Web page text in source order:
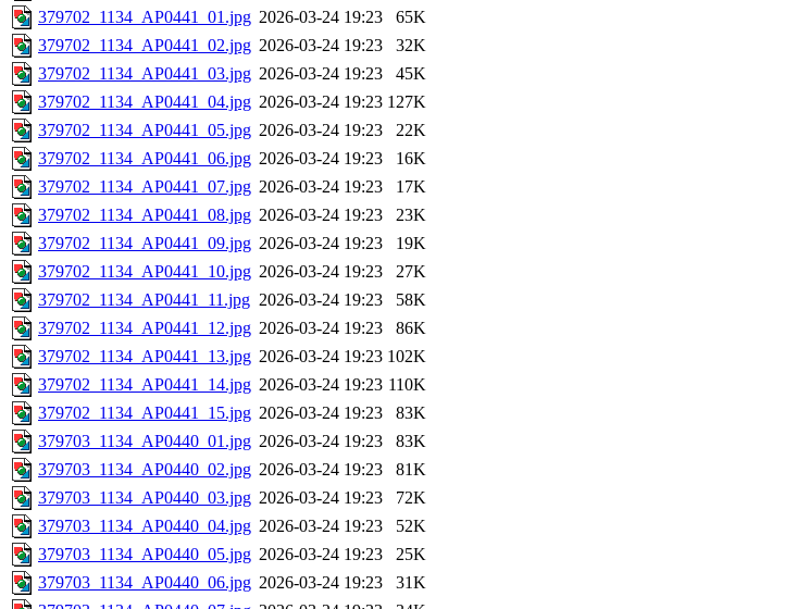
379702_1134_AP0441_01.jpg 2026-03-24 19:23
65K
379702_1134_AP0441_02.jpg 2026-03-24 19:23
32K
379702_1134_AP0441_03.jpg 2026-03-24 19:23
45K
379702_1134_AP0441_04.jpg 2026-03-24 19:23 127K
379702_1134_AP0441_05.jpg 2026-03-24 19:23
22K
379702_1134_AP0441_06.jpg 2026-03-24 19:23
16K
379702_1134_AP0441_07.jpg 2026-03-24 19:23
17K
379702_1134_AP0441_08.jpg 2026-03-24 19:23
23K
379702_1134_AP0441_09.jpg 2026-03-24 19:23
19K
379702_1134_AP0441_10.jpg 2026-03-24 19:23
27K
379702_1134_AP0441_11.jpg 2026-03-24 19:23
58K
379702_1134_AP0441_12.jpg 2026-03-24 19:23
86K
379702_1134_AP0441_13.jpg 2026-03-24 19:23 102K
379702_1134_AP0441_14.jpg 2026-03-24 19:23 110K
379702_1134_AP0441_15.jpg 2026-03-24 19:23
83K
379703_1134_AP0440_01.jpg 2026-03-24 19:23
83K
379703_1134_AP0440_02.jpg 2026-03-24 19:23
81K
379703_1134_AP0440_03.jpg 2026-03-24 19:23
72K
379703_1134_AP0440_04.jpg 2026-03-24 19:23
52K
379703_1134_AP0440_05.jpg 2026-03-24 19:23
25K
379703_1134_AP0440_06.jpg 2026-03-24 19:23
31K